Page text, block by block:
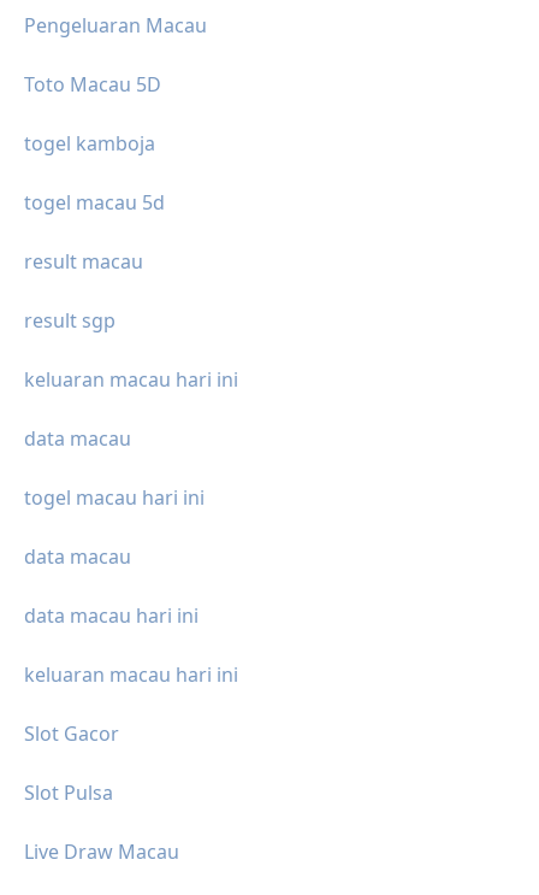
Pengeluaran Macau
Toto Macau 5D
togel kamboja
togel macau 5d
result macau
result sgp
keluaran macau hari ini
data macau
togel macau hari ini
data macau
data macau hari ini
keluaran macau hari ini
Slot Gacor
Slot Pulsa
Live Draw Macau